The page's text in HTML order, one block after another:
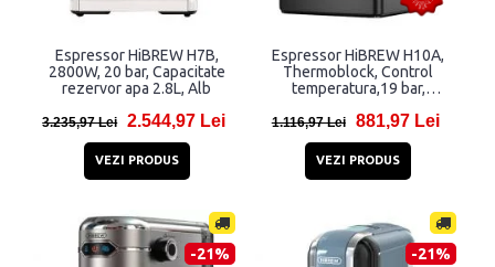
Espressor HiBREW H7B,
2800W, 20 bar, Capacitate
rezervor apa 2.8L, Alb
3.235,97 Lei 2.544,97 Lei
VEZI PRODUS
Espressor HiBREW H10A,
Thermoblock, Control
temperatura,19 bar,
1.8l, Capacitate rezervor
cafea 250g, Negru
1.116,97 Lei 881,97 Lei
VEZI PRODUS
-21% -21%